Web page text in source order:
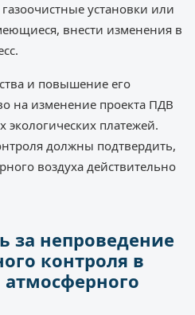
установки или
внести изменения в
и повышение его
на изменение проекта ПДВ
платежей.
должны подтвердить,
воздуха действительно
за непроведение
контроля в